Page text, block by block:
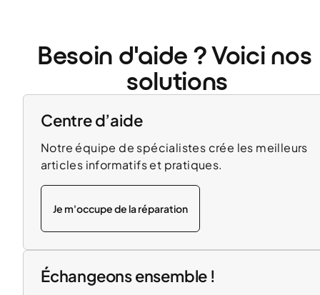
Besoin d'aide ? Voici nos
solutions
Centre d’aide
Notre équipe de spécialistes crée les meilleurs
articles informatifs et pratiques.
Je m'occupe de la réparation
Échangeons ensemble !